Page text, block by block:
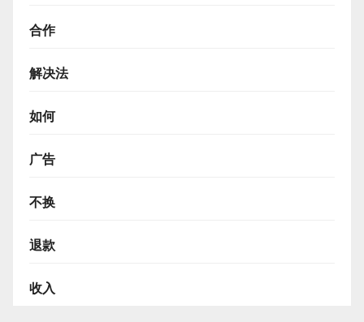
合作
解决法
如何
广告
不换
退款
收入